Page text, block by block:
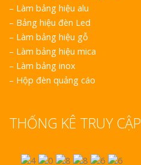
– Làm bảng hiệu alu
– Bảng hiệu đèn Led
– Làm bảng hiệu gỗ
– Làm bảng hiệu mica
– Làm bảng inox
– Hộp đèn quảng cáo
THỐNG KÊ TRUY CẬP